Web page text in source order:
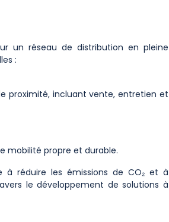
un réseau de distribution en pleine
:
proximité, incluant vente, entretien et
mobilité propre et durable.
à réduire les émissions de CO₂ et à
le développement de solutions à